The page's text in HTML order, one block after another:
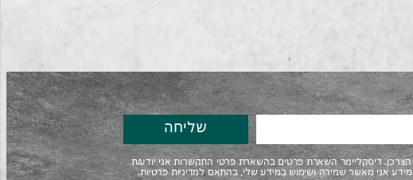
דיסקליימר השארת פרטים בהשארת פרטי התקשרות אני יודע/ת
אני מאשר שמירה ושימוש במידע שלי, בהתאם למדיניות פרטיות.
שליחה